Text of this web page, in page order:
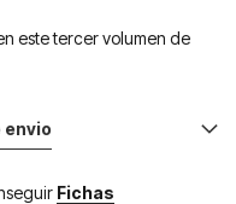
este tercer volumen de
envio
Fichas